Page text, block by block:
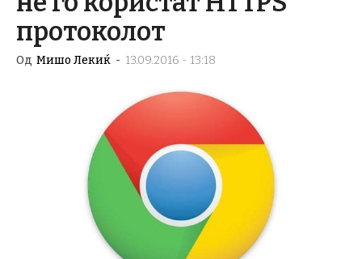
протоколот
Од Мишо Лекиќ - 13.09.2016 - 13:18